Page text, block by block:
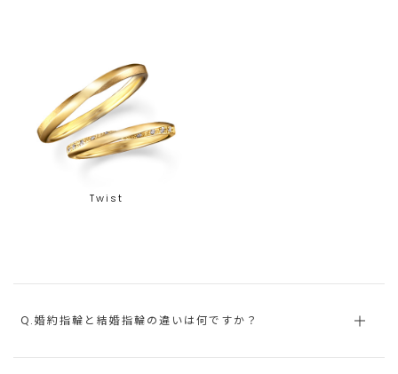
Twist
Q.婚約指輪と結婚指輪の違いは何ですか？